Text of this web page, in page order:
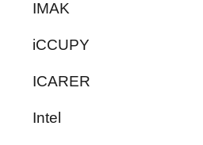
IMAK
iCCUPY
ICARER
Intel